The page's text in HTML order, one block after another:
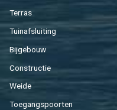
Ter­ras
Tuin­af­slui­ting
Bij­ge­bouw
Con­struc­tie
Weide
Toe­gangs­poor­ten